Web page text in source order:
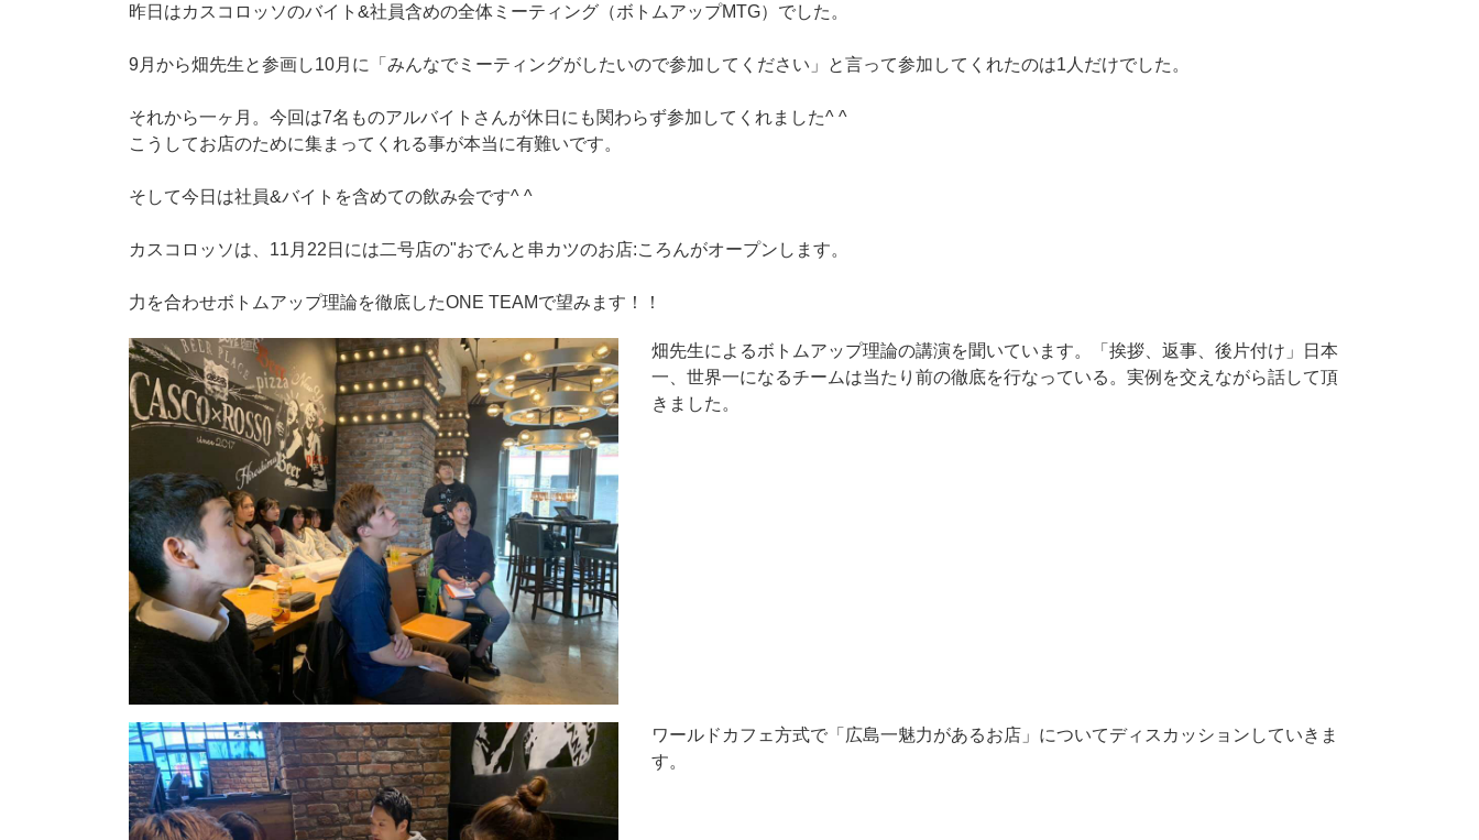
昨日はカスコロッソのバイト&社員含めの全体ミーティング（ボトムアップMTG）でした。
9月から畑先生と参画し10月に「みんなでミーティングがしたいので参加してください」と言って参加してくれたのは1人だけでした。
それから一ヶ月。今回は7名ものアルバイトさんが休日にも関わらず参加してくれました^ ^
こうしてお店のために集まってくれる事が本当に有難いです。
そして今日は社員&バイトを含めての飲み会です^ ^
カスコロッソは、11月22日には二号店の"おでんと串カツのお店:ころんがオープンします。
力を合わせボトムアップ理論を徹底したONE TEAMで望みます！！
畑先生によるボトムアップ理論の講演を聞いています。「挨拶、返事、後片付け」日本
一、世界一になるチームは当たり前の徹底を行なっている。実例を交えながら話して頂
きました。
ワールドカフェ方式で「広島一魅力があるお店」についてディスカッションしていきま
す。